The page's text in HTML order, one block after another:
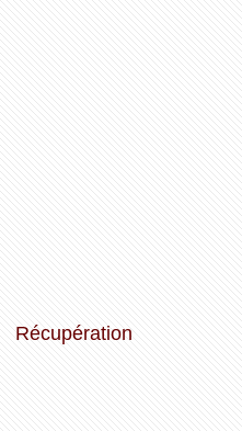
Récupération